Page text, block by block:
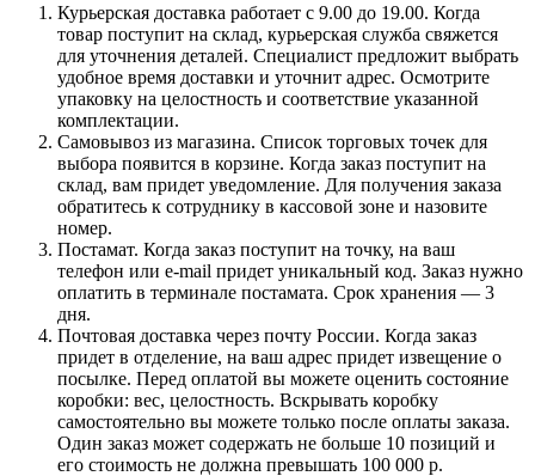
Курьерская доставка работает с 9.00 до 19.00. Когда
товар поступит на склад, курьерская служба свяжется
для уточнения деталей. Специалист предложит выбрать
удобное время доставки и уточнит адрес. Осмотрите
упаковку на целостность и соответствие указанной
комплектации.
Самовывоз из магазина. Список торговых точек для
выбора появится в корзине. Когда заказ поступит на
склад, вам придет уведомление. Для получения заказа
обратитесь к сотруднику в кассовой зоне и назовите
номер.
Постамат. Когда заказ поступит на точку, на ваш
телефон или e-mail придет уникальный код. Заказ нужно
оплатить в терминале постамата. Срок хранения — 3
дня.
Почтовая доставка через почту России. Когда заказ
придет в отделение, на ваш адрес придет извещение о
посылке. Перед оплатой вы можете оценить состояние
коробки: вес, целостность. Вскрывать коробку
самостоятельно вы можете только после оплаты заказа.
Один заказ может содержать не больше 10 позиций и
его стоимость не должна превышать 100 000 р.